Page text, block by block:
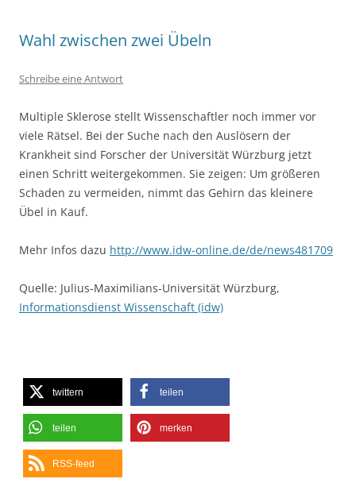
Wahl zwischen zwei Übeln
Schreibe eine Antwort
Multiple Sklerose stellt Wissenschaftler noch immer vor
viele Rätsel. Bei der Suche nach den Auslösern der
Krankheit sind Forscher der Universität Würzburg jetzt
einen Schritt weitergekommen. Sie zeigen: Um größeren
Schaden zu vermeiden, nimmt das Gehirn das kleinere
Übel in Kauf.
Mehr Infos dazu http://www.idw-online.de/de/news481709
Quelle: Julius-Maximilians-Universität Würzburg,
Informationsdienst Wissenschaft (idw)
twittern teilen
teilen merken
RSS-feed